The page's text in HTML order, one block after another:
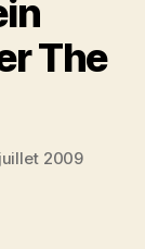
The
2009